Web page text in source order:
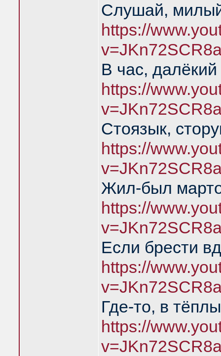
Слушай,
https://
В час, далёкий
https://
Стоязык,
https://
Жил-был
https://
Если брести
https://
Где-то, в
https://